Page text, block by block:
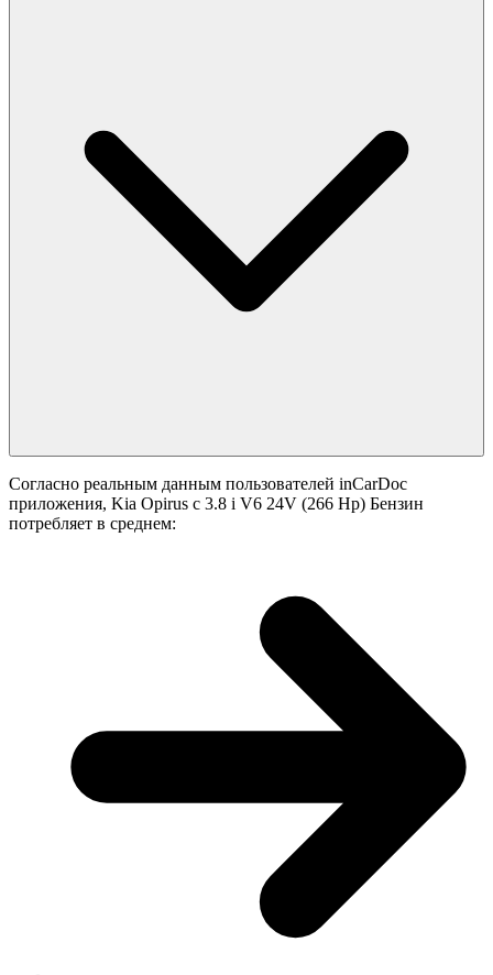
Согласно реальным данным пользователей inCarDoc
приложения, Kia Opirus с 3.8 i V6 24V (266 Hp) Бензин
потребляет в среднем: